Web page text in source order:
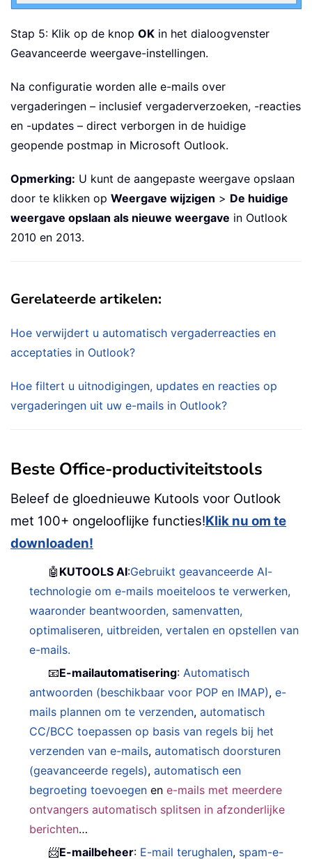
Stap 5: Klik op de knop OK in het dialoogvenster
Geavanceerde weergave-instellingen.
Na configuratie worden alle e-mails over
vergaderingen – inclusief vergaderverzoeken, -reacties
en -updates – direct verborgen in de huidige
geopende postmap in Microsoft Outlook.
Opmerking: U kunt de aangepaste weergave opslaan
door te klikken op Weergave wijzigen > De huidige
weergave opslaan als nieuwe weergave in Outlook
2010 en 2013.
Gerelateerde artikelen:
Hoe verwijdert u automatisch vergaderreacties en
acceptaties in Outlook?
Hoe filtert u uitnodigingen, updates en reacties op
vergaderingen uit uw e-mails in Outlook?
Beste Office-productiviteitstools
Beleef de gloednieuwe Kutools voor Outlook
met 100+ ongelooflijke functies!Klik nu om te
downloaden!
🤖 KUTOOLS AI:Gebruikt geavanceerde AI-
technologie om e-mails moeiteloos te verwerken,
waaronder beantwoorden, samenvatten,
optimaliseren, uitbreiden, vertalen en opstellen van
e-mails.
📧E-mailautomatisering:Automatisch
antwoorden (beschikbaar voor POP en IMAP),e-
mails plannen om te verzenden,automatisch
CC/BCC toepassen op basis van regels bij het
verzenden van e-mails,automatisch doorsturen
(geavanceerde regels),automatisch een
begroeting toevoegen ene-mails met meerdere
ontvangers automatisch splitsen in afzonderlijke
berichten…
📨E-mailbeheer: E-mail terughalen, spam-e-